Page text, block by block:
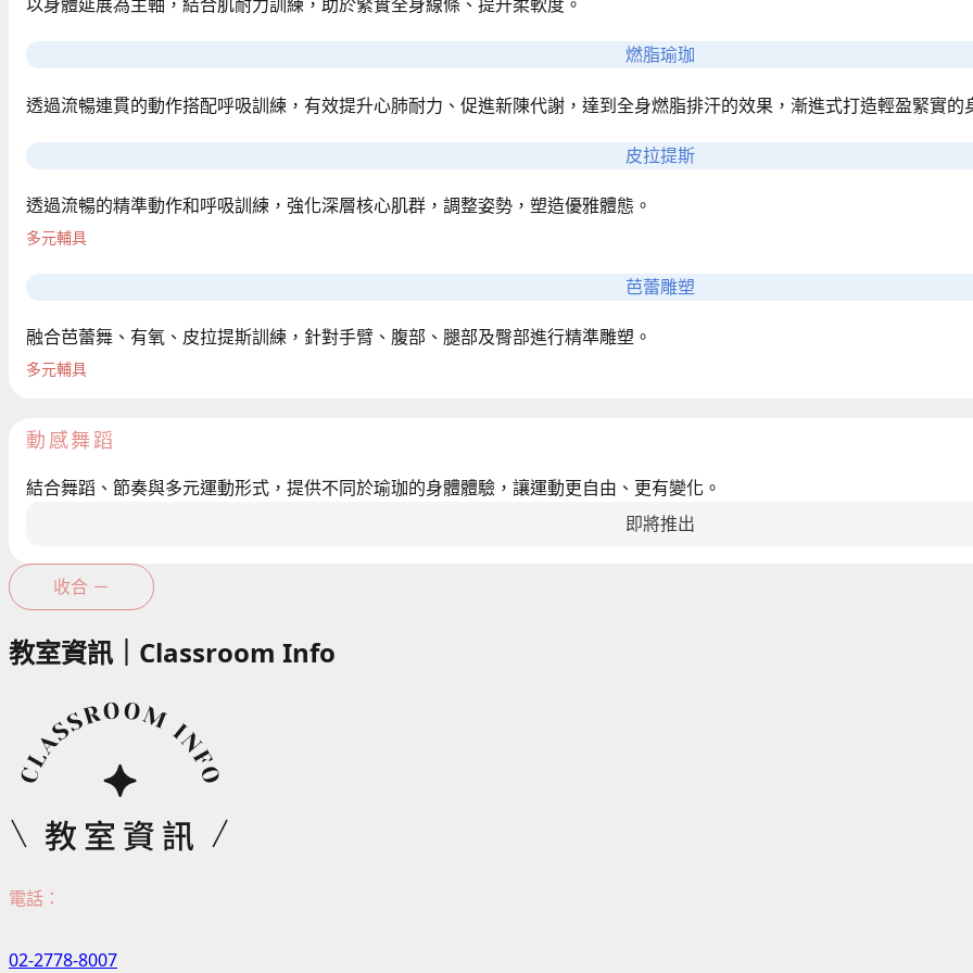
燃脂瑜珈
透過流暢連貫的動作搭配呼吸訓練，有效提升心肺耐力、促進新陳代謝，達到全身燃脂排汗的效果，漸進式打造輕盈緊實的
皮拉提斯
透過流暢的精準動作和呼吸訓練，強化深層核心肌群，調整姿勢，塑造優雅體態。
多元輔具
芭蕾雕塑
融合芭蕾舞、有氧、皮拉提斯訓練，針對手臂、腹部、腿部及臀部進行精準雕塑。
多元輔具
動感舞蹈
結合舞蹈、節奏與多元運動形式，提供不同於瑜珈的身體體驗，讓運動更自由、更有變化。
即將推出
收合 －
教室資訊｜Classroom Info
電話：
02-2778-8007